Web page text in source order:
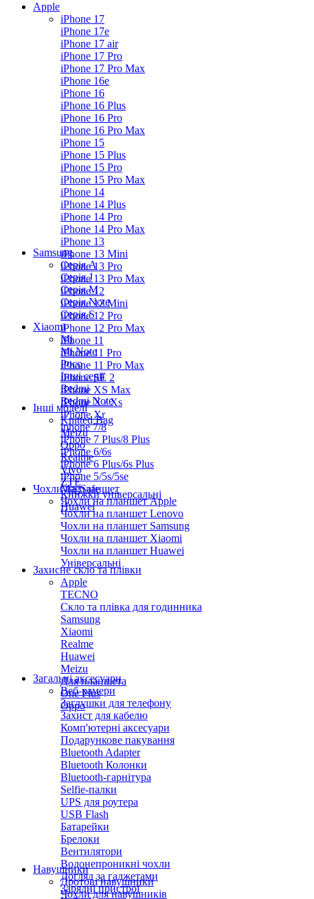
Apple
iPhone 17
iPhone 17e
iPhone 17 air
iPhone 17 Pro
iPhone 17 Pro Max
iPhone 16e
iPhone 16
iPhone 16 Plus
iPhone 16 Pro
iPhone 16 Pro Max
iPhone 15
iPhone 15 Plus
iPhone 15 Pro
iPhone 15 Pro Max
iPhone 14
iPhone 14 Plus
iPhone 14 Pro
iPhone 14 Pro Max
iPhone 13
iPhone 13 Mini
iPhone 13 Pro
iPhone 13 Pro Max
iPhone 12
iPhone 12 Mini
iPhone 12 Pro
iPhone 12 Pro Max
iPhone 11
iPhone 11 Pro
iPhone 11 Pro Max
iPhone SE 2
iPhone XS Max
iPhone X / Xs
iPhone Xr
iphone 7/8
iPhone 7 Plus/8 Plus
iPhone 6/6s
iPhone 6 Plus/6s Plus
iPhone 5/5s/5se
MagSafe
Samsung
Серія А
Серiя J
Серiя M
Серія Note
Серія S
Xiaomi
Mi
Mi Note
Poco
Інші серії
Redmi
Redmi Note
Інші моделі
Knitted Bag
Meizu
Oppo
Realme
Vivo
ZTE
Книжки універсальні
Huawei
Чохли на планшет
Чохли на планшет Apple
Чохли на планшет Lenovo
Чохли на планшет Samsung
Чохли на планшет Xiaomi
Чохли на планшет Huawei
Універсальні
Захисне скло та плівки
Apple
TECNO
Скло та плівка для годинника
Samsung
Xiaomi
Realme
Huawei
Meizu
Для планшета
One Plus
Oppo
Загальні аксесуари
Веб-камери
Заглушки для телефону
Захист для кабелю
Комп'ютерні аксесуари
Подарункове пакування
Bluetooth Adapter
Bluetooth Колонки
Bluetooth-гарнітура
Selfie-палки
UPS для роутера
USB Flash
Батарейки
Брелоки
Вентилятори
Водонепроникні чохли
Догляд за гаджетами
Зарядні пристрої
Навушники
Дротові навушники
Чохли для навушників